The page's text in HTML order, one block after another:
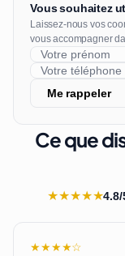
Vous souhaitez
Laissez-nous vos
vous accompagner
Me rappeler
Ce que
★★★★★4.8/
★★★★☆